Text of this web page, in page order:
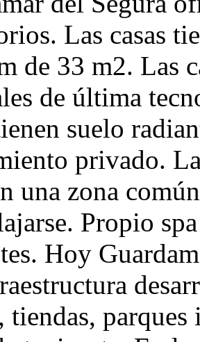
Las casas
de 33 m2. Las
de última
suelo
privado.
una zona
Propio
Hoy
tiendas,